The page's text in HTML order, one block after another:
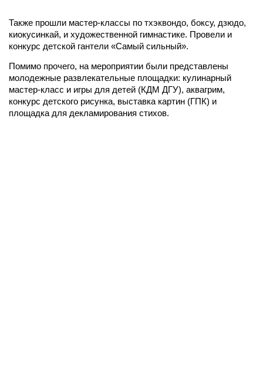
Также прошли мастер-классы по тхэквондо, боксу, дзюдо,
киокусинкай, и художественной гимнастике. Провели и
конкурс детской гантели «Самый сильный».
Помимо прочего, на мероприятии были представлены
молодежные развлекательные площадки: кулинарный
мастер-класс и игры для детей (КДМ ДГУ), аквагрим,
конкурс детского рисунка, выставка картин (ГПК) и
площадка для декламирования стихов.